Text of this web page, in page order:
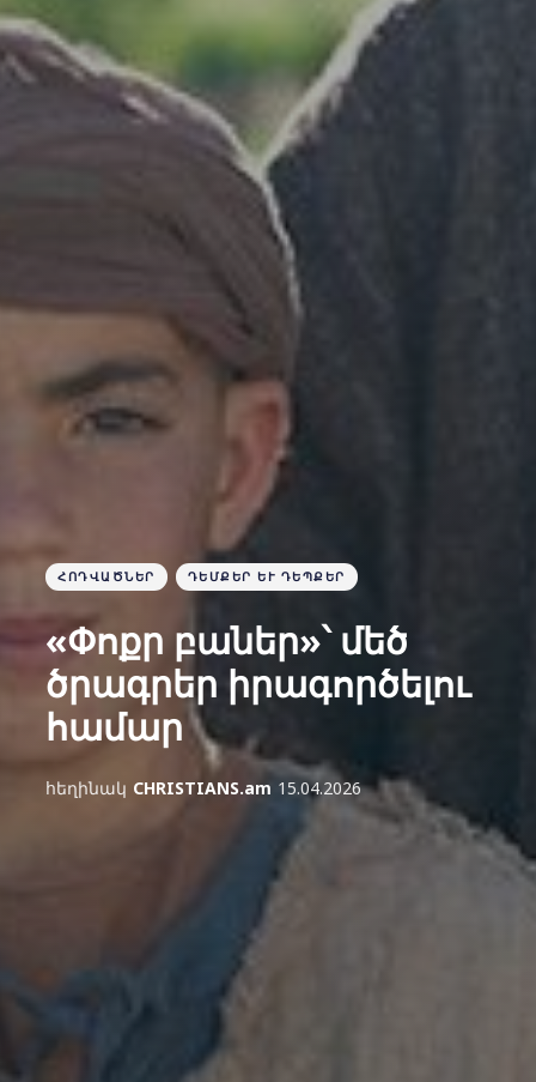
ՀՈԴՎԱԾՆԵՐ ԴԵՄՔԵՐ ԵՒ ԴԵՊՔԵՐ
«Փոքր բաներ»՝ մեծ
ծրագրեր իրագործելու
համար
հեղինակ CHRISTIANS.am 15.04.2026